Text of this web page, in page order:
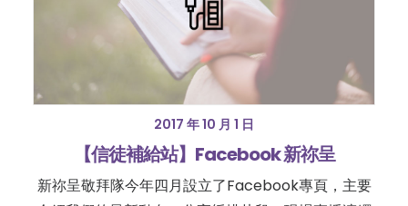
2017 年 10 月 1 日
【信徒補給站】Facebook 新祢呈
新祢呈敬拜隊今年四月設立了Facebook專頁，主要